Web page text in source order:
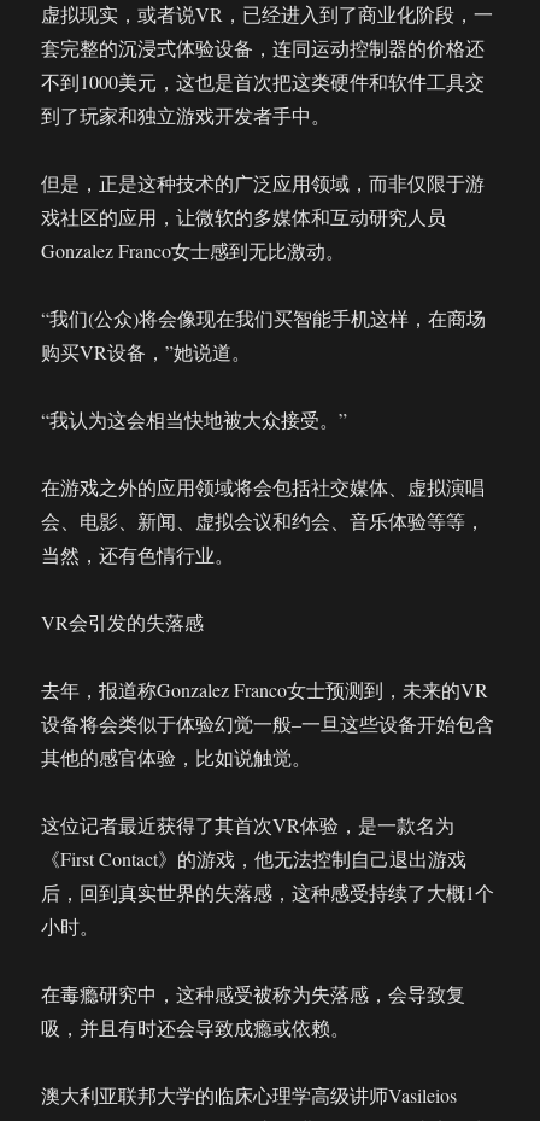
虚拟现实，或者说VR，已经进入到了商业化阶段，一
套完整的沉浸式体验设备，连同运动控制器的价格还
不到1000美元，这也是首次把这类硬件和软件工具交
到了玩家和独立游戏开发者手中。
但是，正是这种技术的广泛应用领域，而非仅限于游
戏社区的应用，让微软的多媒体和互动研究人员
Gonzalez Franco女士感到无比激动。
“我们(公众)将会像现在我们买智能手机这样，在商场
购买VR设备，”她说道。
“我认为这会相当快地被大众接受。”
在游戏之外的应用领域将会包括社交媒体、虚拟演唱
会、电影、新闻、虚拟会议和约会、音乐体验等等，
当然，还有色情行业。
VR会引发的失落感
去年，报道称Gonzalez Franco女士预测到，未来的VR
设备将会类似于体验幻觉一般–一旦这些设备开始包含
其他的感官体验，比如说触觉。
这位记者最近获得了其首次VR体验，是一款名为
《First Contact》的游戏，他无法控制自己退出游戏
后，回到真实世界的失落感，这种感受持续了大概1个
小时。
在毒瘾研究中，这种感受被称为失落感，会导致复
吸，并且有时还会导致成瘾或依赖。
澳大利亚联邦大学的临床心理学高级讲师Vasileios